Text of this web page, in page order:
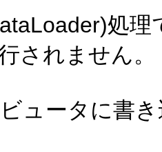
処
されません。
ュータに書